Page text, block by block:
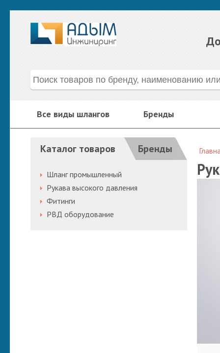
Все виды шлангов Бренды
Каталог товаров Бренды
Шланг промышленный
Рукава высокого давления
Фитинги
РВД оборудование